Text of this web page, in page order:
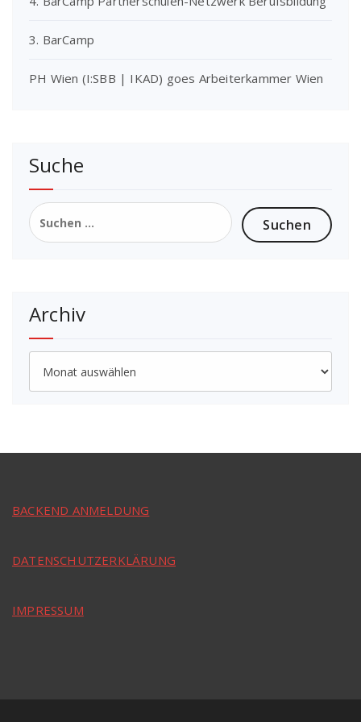
3. BarCamp
PH Wien (I:SBB | IKAD) goes Arbeiterkammer Wien
Suche
Suchen
nach:
Archiv
BACKEND ANMELDUNG
DATENSCHUTZERKLÄRUNG
IMPRESSUM